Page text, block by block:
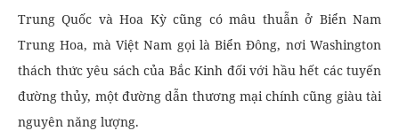
Trung Quốc và Hoa Kỳ cũng có mâu thuẫn ở Biển Nam
Trung Hoa, mà Việt Nam gọi là Biển Đông, nơi Washington
thách thức yêu sách của Bắc Kinh đối với hầu hết các tuyến
đường thủy, một đường dẫn thương mại chính cũng giàu tài
nguyên năng lượng.